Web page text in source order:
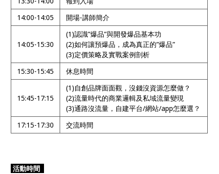
14:00-14:05
開場-講師簡介
14:05-15:30
(1)認識”爆品”與開發爆品基本功
(2)如何讓預爆品，成為真正的”爆品”
(3)定價策略及實戰案例剖析
15:30-15:45
休息時間
15:45-17:15
(1)自創品牌面面觀，沒錢沒資源怎麼做？
(2)流量時代的商業邏輯及私域流量變現
(3)通路沒流量，自建平台/網站/app怎麼選？
17:15-17:30
交流時間
活動時間